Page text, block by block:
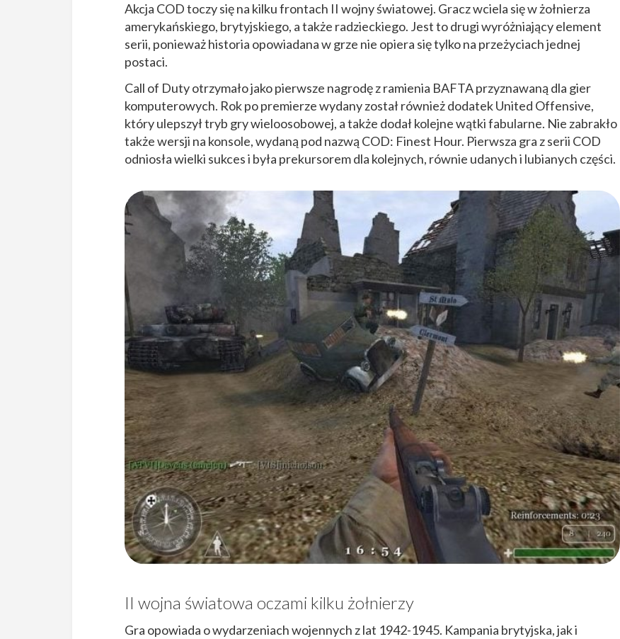
Akcja COD toczy się na kilku frontach II wojny światowej. Gracz wciela się w żołnierza
amerykańskiego, brytyjskiego, a także radzieckiego. Jest to drugi wyróżniający element
serii, ponieważ historia opowiadana w grze nie opiera się tylko na przeżyciach jednej
postaci.
Call of Duty otrzymało jako pierwsze nagrodę z ramienia BAFTA przyznawaną dla gier
komputerowych. Rok po premierze wydany został również dodatek United Offensive,
który ulepszył tryb gry wieloosobowej, a także dodał kolejne wątki fabularne. Nie zabrakło
także wersji na konsole, wydaną pod nazwą COD: Finest Hour. Pierwsza gra z serii COD
odniosła wielki sukces i była prekursorem dla kolejnych, równie udanych i lubianych części.
II wojna światowa oczami kilku żołnierzy
Gra opowiada o wydarzeniach wojennych z lat 1942-1945. Kampania brytyjska, jak i